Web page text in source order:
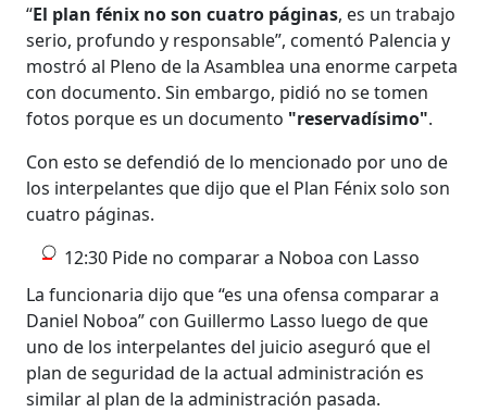
“El plan fénix no son cuatro páginas, es un trabajo
serio, profundo y responsable”, comentó Palencia y
mostró al Pleno de la Asamblea una enorme carpeta
con documento. Sin embargo, pidió no se tomen
fotos porque es un documento "reservadísimo".
Con esto se defendió de lo mencionado por uno de
los interpelantes que dijo que el Plan Fénix solo son
cuatro páginas.
12:30 Pide no comparar a Noboa con Lasso
La funcionaria dijo que “es una ofensa comparar a
Daniel Noboa” con Guillermo Lasso luego de que
uno de los interpelantes del juicio aseguró que el
plan de seguridad de la actual administración es
similar al plan de la administración pasada.